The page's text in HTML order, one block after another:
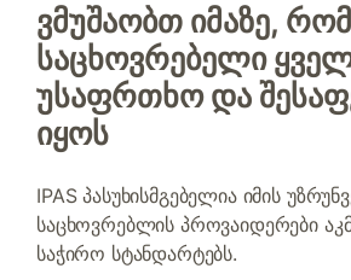
ვმუშაობთ იმაზე, რომ
საცხოვრებელი
უსაფრთხო და
იყოს
IPAS პასუხისმგებელია იმის
საცხოვრებლის პროვაიდერები
საჭირო სტანდარტებს.